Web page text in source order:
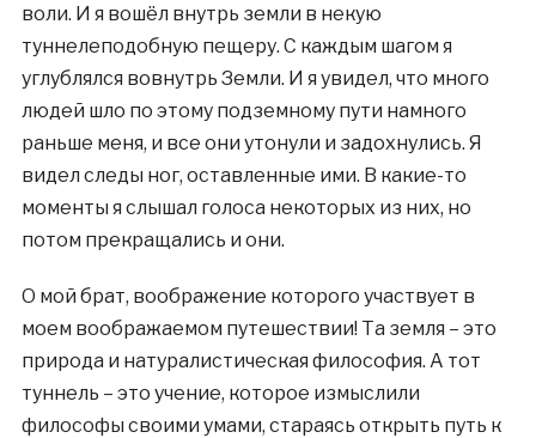
воли. И я вошёл внутрь земли в некую
туннелеподобную пещеру. С каждым шагом я
углублялся вовнутрь Земли. И я увидел, что много
людей шло по этому подземному пути намного
раньше меня, и все они утонули и задохнулись. Я
видел следы ног, оставленные ими. В какие-то
моменты я слышал голоса некоторых из них, но
потом прекращались и они.
О мой брат, воображение которого участвует в
моем воображаемом путешествии! Та земля – это
природа и натуралистическая философия. А тот
туннель – это учение, которое измыслили
философы своими умами, стараясь открыть путь к